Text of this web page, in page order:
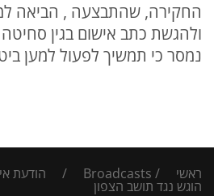
החקירה, שהתבצעה , הביאה
ולהגשת כתב אישום בגין
נמסר כי תמשיך לפעול למען
ראשי /
Broadcasts
/ הודעת
הוגש נגד תושב הצפון